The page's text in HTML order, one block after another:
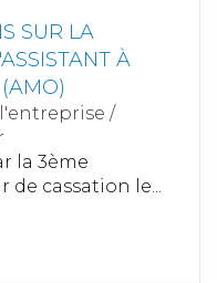
SUR LA
À
/
la 3ème
de cassation le...